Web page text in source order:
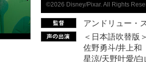
©2026 Disney/Pixar. All Rights
アンドリュー・
＜日本語吹替版
佐野勇斗/井上和
星涼/天野叶愛/